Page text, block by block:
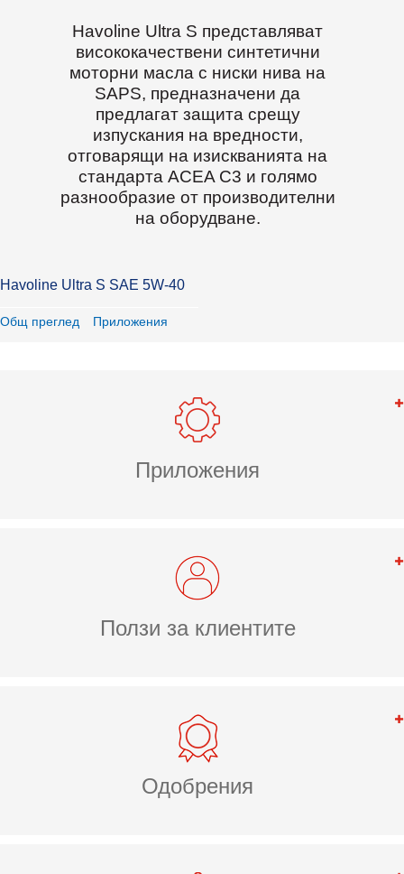
Havoline Ultra S представляват
висококачествени синтетични
моторни масла с ниски нива на
SAPS, предназначени да
предлагат защита срещу
изпускания на вредности,
отговарящи на изискванията на
стандарта ACEA C3 и голямо
разнообразие от производителни
на оборудване.
Havoline Ultra S SAE 5W-40
Общ преглед Приложения
Приложения
Ползи за клиентите
Одобрения